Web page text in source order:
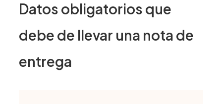
Datos obligatorios que
debe de llevar una nota de
entrega